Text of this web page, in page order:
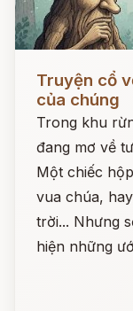
Truyện cổ
của chúng
Trong khu
đang mơ về
Một chiếc
vua chúa,
trời... Nhưng
hiện những